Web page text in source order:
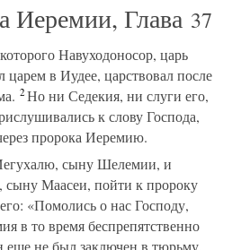
Иеремии, Глава 37
Навуходоносор, царь
царем в Иудее, царствовал после
2Но ни Седекия, ни слуги его,
к слову Господа,
пророка Иеремию.
сыну Шелемии, и
Маасеи, пойти к пророку
«Помолись о нас Господу,
в то время беспрепятственно
еще не был заключен в тюрьму.